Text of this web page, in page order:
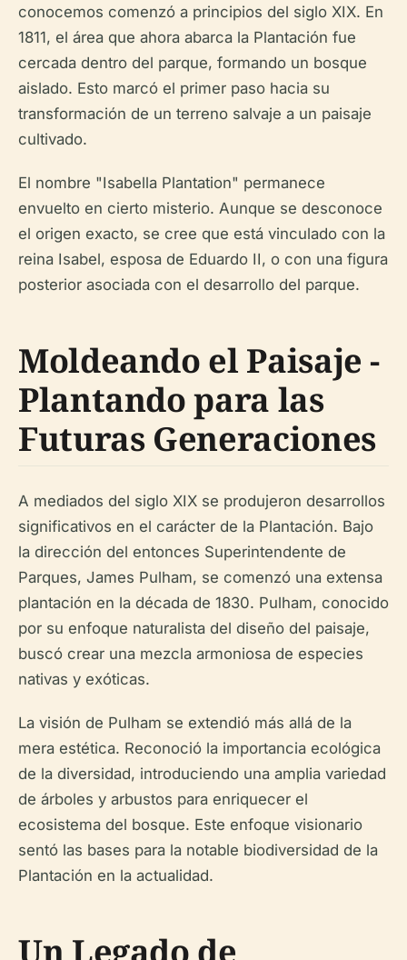
conocemos comenzó a principios del siglo XIX. En
1811, el área que ahora abarca la Plantación fue
cercada dentro del parque, formando un bosque
aislado. Esto marcó el primer paso hacia su
transformación de un terreno salvaje a un paisaje
cultivado.
El nombre "Isabella Plantation" permanece
envuelto en cierto misterio. Aunque se desconoce
el origen exacto, se cree que está vinculado con la
reina Isabel, esposa de Eduardo II, o con una figura
posterior asociada con el desarrollo del parque.
Moldeando el Paisaje -
Plantando para las
Futuras Generaciones
A mediados del siglo XIX se produjeron desarrollos
significativos en el carácter de la Plantación. Bajo
la dirección del entonces Superintendente de
Parques, James Pulham, se comenzó una extensa
plantación en la década de 1830. Pulham, conocido
por su enfoque naturalista del diseño del paisaje,
buscó crear una mezcla armoniosa de especies
nativas y exóticas.
La visión de Pulham se extendió más allá de la
mera estética. Reconoció la importancia ecológica
de la diversidad, introduciendo una amplia variedad
de árboles y arbustos para enriquecer el
ecosistema del bosque. Este enfoque visionario
sentó las bases para la notable biodiversidad de la
Plantación en la actualidad.